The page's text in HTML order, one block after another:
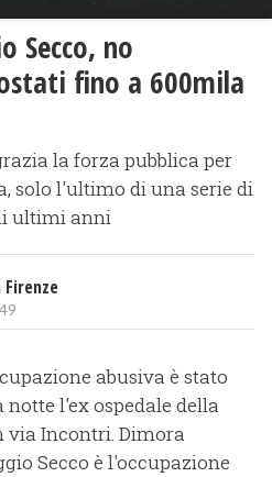
Secco, no
fino a 600mila
la forza pubblica per
solo l'ultimo di una serie di
ultimi anni
Firenze
abusiva è stato
notte l'ex ospedale della
via Incontri. Dimora
Secco è l'occupazione